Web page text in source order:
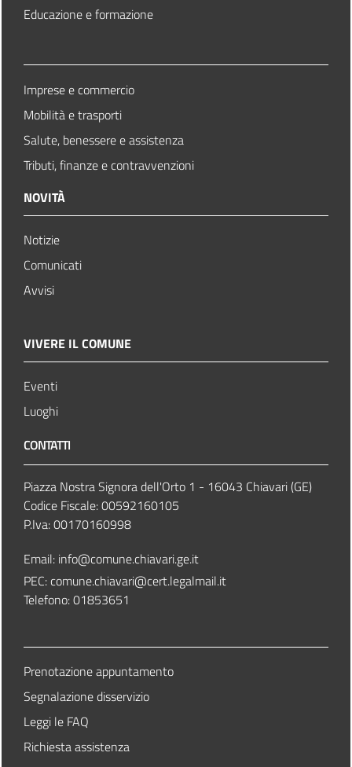
Educazione e formazione
Imprese e commercio
Mobilità e trasporti
Salute, benessere e assistenza
Tributi, finanze e contravvenzioni
NOVITÀ
Notizie
Comunicati
Avvisi
VIVERE IL COMUNE
Eventi
Luoghi
CONTATTI
Piazza Nostra Signora dell'Orto 1 - 16043 Chiavari (GE)
Codice Fiscale: 00592160105
P.Iva: 00170160998
Email: info@comune.chiavari.ge.it
PEC: comune.chiavari@cert.legalmail.it
Telefono: 01853651
Prenotazione appuntamento
Segnalazione disservizio
Leggi le FAQ
Richiesta assistenza